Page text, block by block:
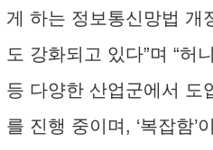
게 하는 정보통신망법 개
도 강화되고 있다”며 “허
등 다양한 산업군에서 도
를 진행 중이며, ‘복잡함’